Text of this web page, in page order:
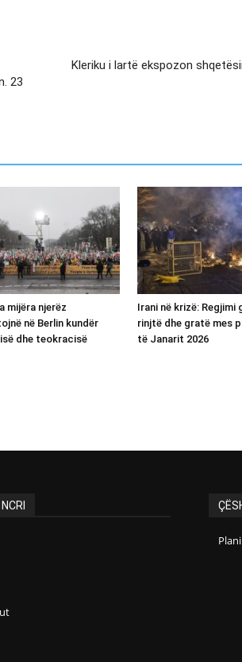
23
Kleriku i lartë ekspozon
mijëra njerëz
në Berlin kundër
dhe teokracisë
Irani në krizë: Regjimi
rinjtë dhe gratë mes
të Janarit 2026